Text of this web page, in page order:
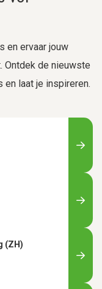
en ervaar jouw
Ontdek de nieuwste
en laat je inspireren.
(ZH)